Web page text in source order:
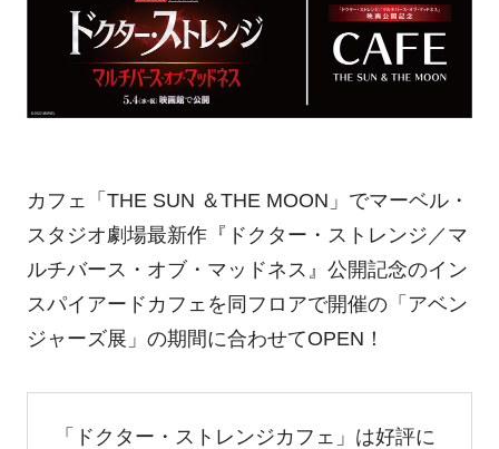
カフェ「THE SUN ＆THE MOON」でマーベル・
スタジオ劇場最新作『ドクター・ストレンジ／マ
ルチバース・オブ・マッドネス』公開記念のイン
スパイアードカフェを同フロアで開催の「アベン
ジャーズ展」の期間に合わせてOPEN！
「ドクター・ストレンジカフェ」は好評に